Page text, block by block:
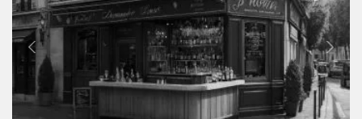
Précédent
Suivant